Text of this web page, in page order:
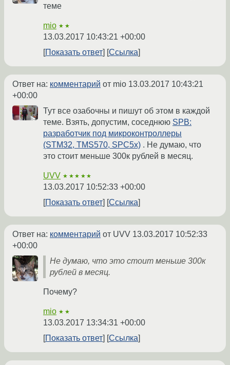
теме
mio ★★
13.03.2017 10:43:21 +00:00
Показать ответ
Ссылка
Ответ на: комментарий от mio 13.03.2017 10:43:21
+00:00
Тут все озабочны и пишут об этом в каждой
теме. Взять, допустим, соседнюю SPB:
разработчик под микроконтроллеры
(STM32, TMS570, SPC5x) . Не думаю, что
это стоит меньше 300к рублей в месяц.
UVV ★★★★★
13.03.2017 10:52:33 +00:00
Показать ответ
Ссылка
Ответ на: комментарий от UVV 13.03.2017 10:52:33
+00:00
Не думаю, что это стоит меньше 300к
рублей в месяц.
Почему?
mio ★★
13.03.2017 13:34:31 +00:00
Показать ответ
Ссылка